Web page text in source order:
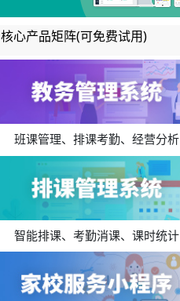
核心产品矩阵(可免费试用)
班课管理、排课考勤、经营分析
智能排课、考勤消课、课时统计